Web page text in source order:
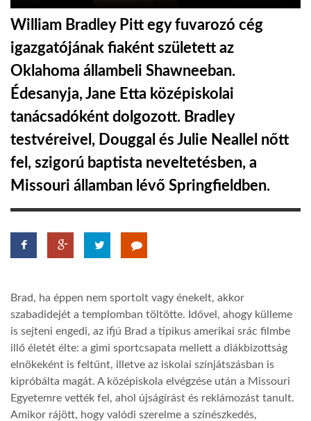
LINKTR.EE
GLOBOZSARU
DOBRAVERO.HU
LATIMO.HU
GLOBOBOOK
William Bradley Pitt egy fuvarozó cég
igazgatójának fiaként született az
Oklahoma állambeli Shawneeban.
Édesanyja, Jane Etta középiskolai
tanácsadóként dolgozott. Bradley
testvéreivel, Douggal és Julie Neallel nőtt
fel, szigorú baptista neveltetésben, a
Missouri államban lévő Springfieldben.
Brad, ha éppen nem sportolt vagy énekelt, akkor
szabadidejét a templomban töltötte. Idővel, ahogy külleme
is sejteni engedi, az ifjú Brad a tipikus amerikai srác filmbe
illő életét élte: a gimi sportcsapata mellett a diákbizottság
elnökeként is feltűnt, illetve az iskolai színjátszásban is
kipróbálta magát. A középiskola elvégzése után a Missouri
Egyetemre vették fel, ahol újságírást és reklámozást tanult.
Amikor rájött, hogy valódi szerelme a színészkedés,